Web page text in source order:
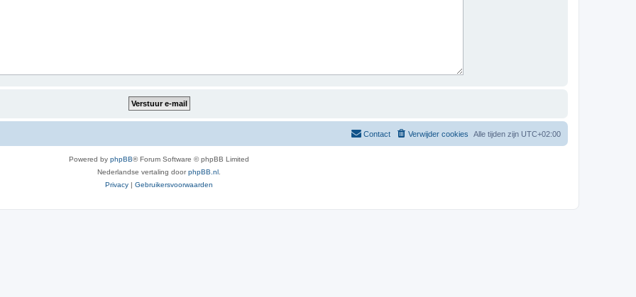
Alle tijden zijn UTC+02:00
Verwijder cookies
Contact
Powered by phpBB® Forum Software © phpBB Limited
Nederlandse vertaling doorphpBB.nl
Privacy | Gebruikersvoorwaarden